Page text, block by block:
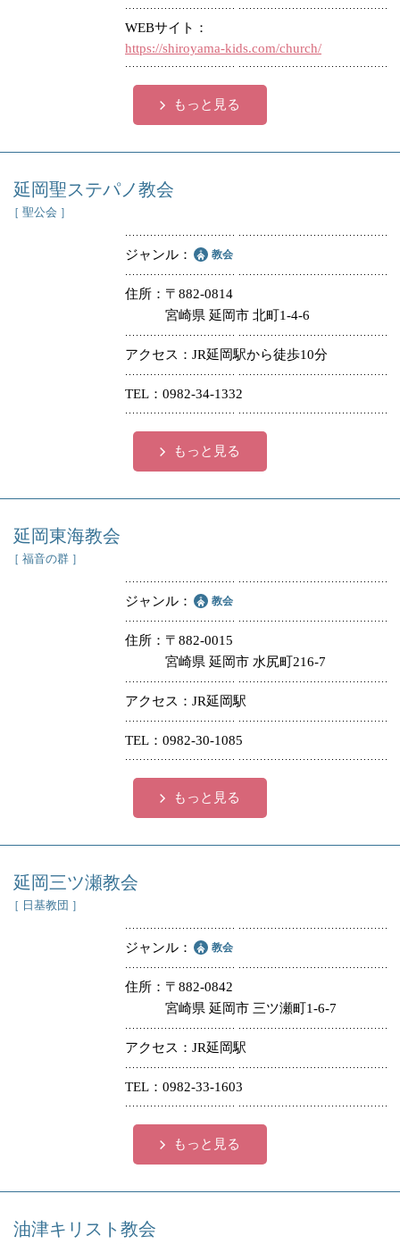
WEBサイト
https://shiroyama-kids.com/church/
もっと見る
延岡聖ステパノ教会
［ 聖公会 ］
ジャンル 教会
住所
〒882-0814
宮崎県 延岡市 北町1-4-6
アクセス JR延岡駅から徒歩10分
TEL 0982-34-1332
もっと見る
延岡東海教会
［ 福音の群 ］
ジャンル 教会
住所
〒882-0015
宮崎県 延岡市 水尻町216-7
アクセス JR延岡駅
TEL 0982-30-1085
もっと見る
延岡三ツ瀬教会
［ 日基教団 ］
ジャンル 教会
住所
〒882-0842
宮崎県 延岡市 三ツ瀬町1-6-7
アクセス JR延岡駅
TEL 0982-33-1603
もっと見る
油津キリスト教会